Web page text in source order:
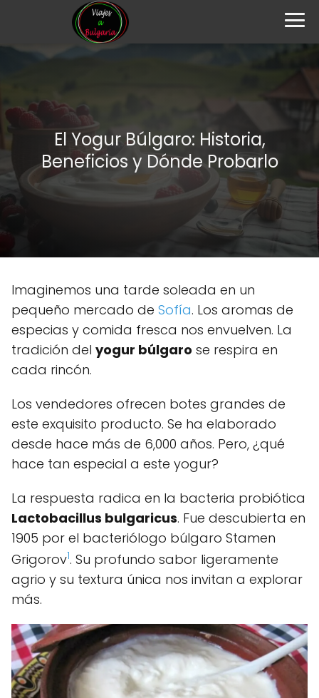
El Yogur Búlgaro: Historia,
Beneficios y Dónde Probarlo
Imaginemos una tarde soleada en un
pequeño mercado de Sofía. Los aromas de
especias y comida fresca nos envuelven. La
tradición del yogur búlgaro se respira en
cada rincón.
Los vendedores ofrecen botes grandes de
este exquisito producto. Se ha elaborado
desde hace más de 6,000 años. Pero, ¿qué
hace tan especial a este yogur?
La respuesta radica en la bacteria probiótica
Lactobacillus bulgaricus. Fue descubierta en
1905 por el bacteriólogo búlgaro Stamen
Grigorov1. Su profundo sabor ligeramente
agrio y su textura única nos invitan a explorar
más.